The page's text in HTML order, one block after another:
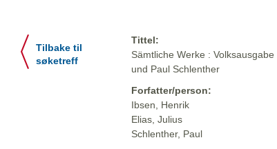
Tilbake til
søketreff
Tittel:
Sämtliche Werke :
und Paul Schlenther
Forfatter/person:
Ibsen, Henrik
Elias, Julius
Schlenther, Paul